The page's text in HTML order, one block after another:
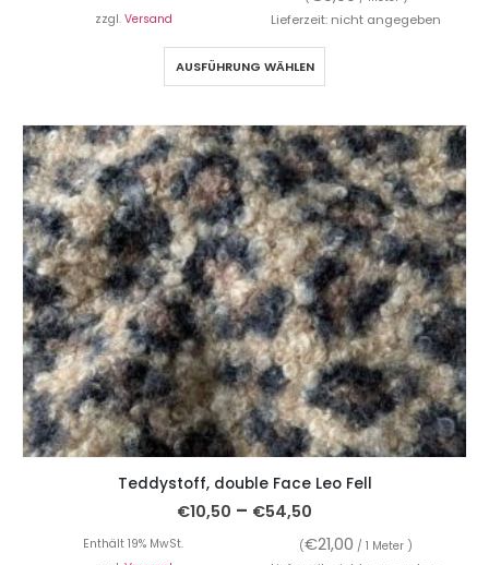
zzgl. Versand Lieferzeit: nicht angegeben
AUSFÜHRUNG WÄHLEN
Teddystoff, double Face Leo Fell
€10,50 – €54,50
Enthält 19% MwSt. (€21,00 / 1 Meter )